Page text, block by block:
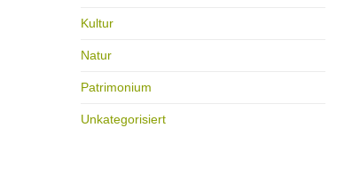
Kultur
Natur
Patrimonium
Unkategorisiert